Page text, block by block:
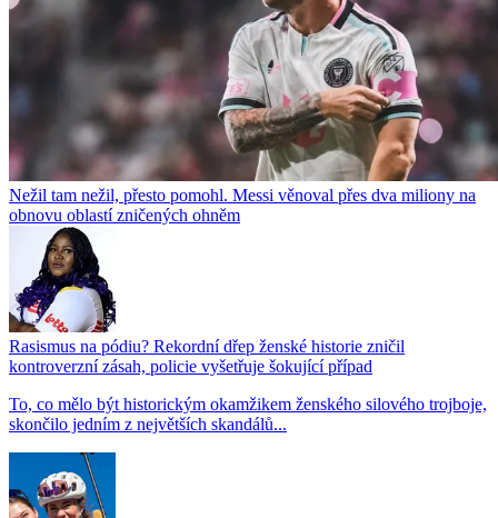
Nežil tam nežil, přesto pomohl. Messi věnoval přes dva miliony na
obnovu oblastí zničených ohněm
Rasismus na pódiu? Rekordní dřep ženské historie zničil
kontroverzní zásah, policie vyšetřuje šokující případ
To, co mělo být historickým okamžikem ženského silového trojboje,
skončilo jedním z největších skandálů...